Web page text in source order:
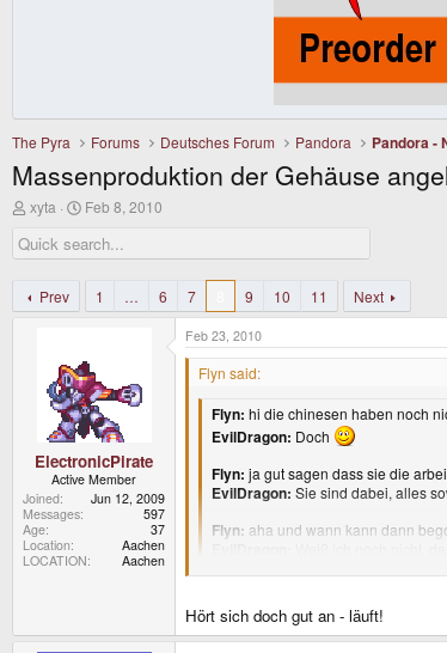
The Pyra Forums Deutsches Forum Pandora Pandora -
Massenproduktion der Gehäuse
T
r
e
d
s
xyta
S
a
r
a
Feb 8, 2010
Prev 1 … 6 7 9 10 11 Next
ElectronicPirate
Active Member
Joined
Jun 12, 2009
Messages
597
Age
37
Location
Aachen
LOCATION
Aachen
Feb 23, 2010
Flyn said:
Flyn: hi die chinesen haben noch
EvilDragon: Doch
Flyn: ja gut sagen dass sie die
EvilDragon: Sie sind dabei, alles
Flyn: aha und wann kann dann
EvilDragon:
Flyn:von erstmal nur 500 cases
Hört sich doch gut an - läuft!